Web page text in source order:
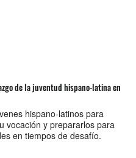
de la juventud hispano-latina en
hispano-latinos para
vocación y prepararlos para
en tiempos de desafío.